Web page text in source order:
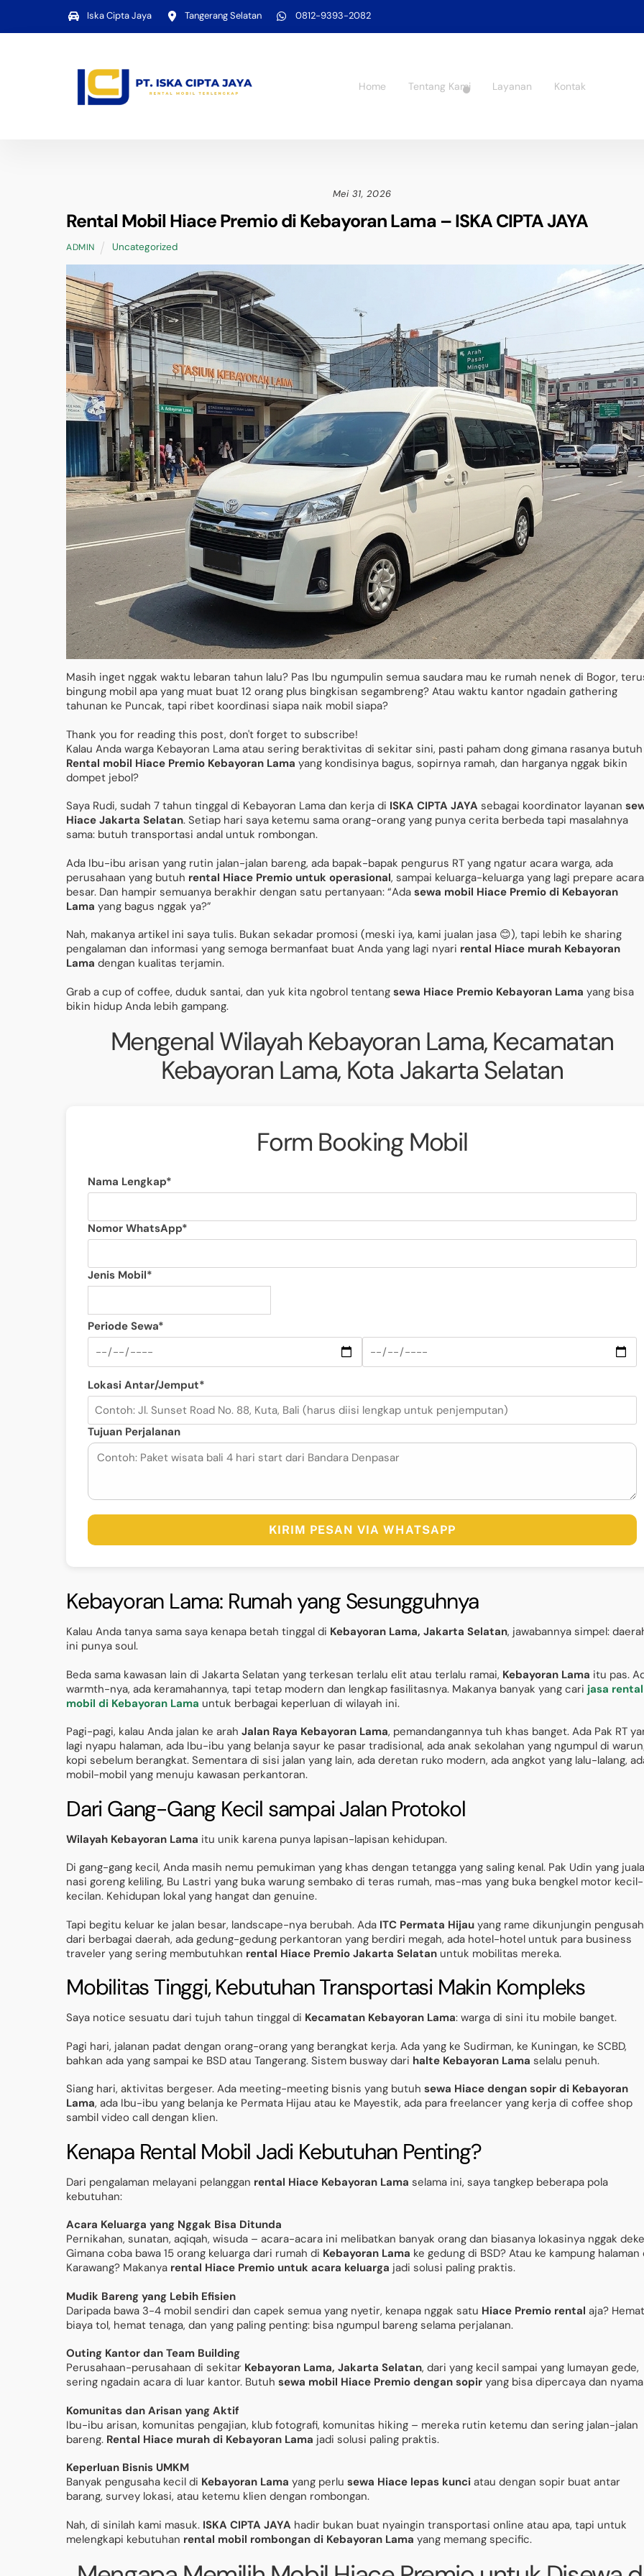
content
Iska Cipta Jaya Tangerang Selatan 0812-9393-2082
Home Tentang Kami Layanan Kontak
Mei 31, 2026
Rental Mobil Hiace Premio di Kebayoran Lama – ISKA CIPTA JAYA
ADMIN Uncategorized
Masih inget nggak waktu lebaran tahun lalu? Pas Ibu ngumpulin semua saudara mau ke rumah nenek di Bogor,
bingung mobil apa yang muat buat 12 orang plus bingkisan segambreng? Atau waktu kantor ngadain gathering
tahunan ke Puncak, tapi ribet koordinasi siapa naik mobil siapa?
Thank you for reading this post, don't forget to subscribe!
Kalau Anda warga Kebayoran Lama atau sering beraktivitas di sekitar sini, pasti paham dong gimana rasanya butuh
Rental mobil Hiace Premio Kebayoran Lama yang kondisinya bagus, sopirnya ramah, dan harganya nggak bikin
dompet jebol?
Saya Rudi, sudah 7 tahun tinggal di Kebayoran Lama dan kerja di ISKA CIPTA JAYA sebagai koordinator layanan
Hiace Jakarta Selatan. Setiap hari saya ketemu sama orang-orang yang punya cerita berbeda tapi masalahnya
sama: butuh transportasi andal untuk rombongan.
Ada Ibu-ibu arisan yang rutin jalan-jalan bareng, ada bapak-bapak pengurus RT yang ngatur acara warga, ada
perusahaan yang butuh rental Hiace Premio untuk operasional, sampai keluarga-keluarga yang lagi prepare acara
besar. Dan hampir semuanya berakhir dengan satu pertanyaan: “Ada sewa mobil Hiace Premio di Kebayoran
Lama yang bagus nggak ya?”
Nah, makanya artikel ini saya tulis. Bukan sekadar promosi (meski iya, kami jualan jasa 😊), tapi lebih ke sharing
pengalaman dan informasi yang semoga bermanfaat buat Anda yang lagi nyari rental Hiace murah Kebayoran
Lama dengan kualitas terjamin.
Grab a cup of coffee, duduk santai, dan yuk kita ngobrol tentang sewa Hiace Premio Kebayoran Lama yang bisa
bikin hidup Anda lebih gampang.
Mengenal Wilayah Kebayoran Lama, Kecamatan
Kebayoran Lama, Kota Jakarta Selatan
Form Booking Mobil
Nama Lengkap*
Nomor WhatsApp*
Jenis Mobil*
Periode Sewa*
Lokasi Antar/Jemput*
Tujuan Perjalanan
KIRIM PESAN VIA WHATSAPP
Kebayoran Lama: Rumah yang Sesungguhnya
Kalau Anda tanya sama saya kenapa betah tinggal di Kebayoran Lama, Jakarta Selatan, jawabannya simpel:
ini punya soul.
Beda sama kawasan lain di Jakarta Selatan yang terkesan terlalu elit atau terlalu ramai, Kebayoran Lama itu pas.
warmth-nya, ada keramahannya, tapi tetap modern dan lengkap fasilitasnya. Makanya banyak yang cari jasa rental
mobil di Kebayoran Lama untuk berbagai keperluan di wilayah ini.
Pagi-pagi, kalau Anda jalan ke arah Jalan Raya Kebayoran Lama, pemandangannya tuh khas banget. Ada Pak RT
lagi nyapu halaman, ada Ibu-ibu yang belanja sayur ke pasar tradisional, ada anak sekolahan yang ngumpul di
kopi sebelum berangkat. Sementara di sisi jalan yang lain, ada deretan ruko modern, ada angkot yang lalu-lalang,
mobil-mobil yang menuju kawasan perkantoran.
Dari Gang-Gang Kecil sampai Jalan Protokol
Wilayah Kebayoran Lama itu unik karena punya lapisan-lapisan kehidupan.
Di gang-gang kecil, Anda masih nemu pemukiman yang khas dengan tetangga yang saling kenal. Pak Udin yang
nasi goreng keliling, Bu Lastri yang buka warung sembako di teras rumah, mas-mas yang buka bengkel motor kecil-
kecilan. Kehidupan lokal yang hangat dan genuine.
Tapi begitu keluar ke jalan besar, landscape-nya berubah. Ada ITC Permata Hijau yang rame dikunjungin
dari berbagai daerah, ada gedung-gedung perkantoran yang berdiri megah, ada hotel-hotel untuk para business
traveler yang sering membutuhkan rental Hiace Premio Jakarta Selatan untuk mobilitas mereka.
Mobilitas Tinggi, Kebutuhan Transportasi Makin Kompleks
Saya notice sesuatu dari tujuh tahun tinggal di Kecamatan Kebayoran Lama: warga di sini itu mobile banget.
Pagi hari, jalanan padat dengan orang-orang yang berangkat kerja. Ada yang ke Sudirman, ke Kuningan, ke SCBD,
bahkan ada yang sampai ke BSD atau Tangerang. Sistem busway dari halte Kebayoran Lama selalu penuh.
Siang hari, aktivitas bergeser. Ada meeting-meeting bisnis yang butuh sewa Hiace dengan sopir di Kebayoran
Lama, ada Ibu-ibu yang belanja ke Permata Hijau atau ke Mayestik, ada para freelancer yang kerja di coffee shop
sambil video call dengan klien.
Kenapa Rental Mobil Jadi Kebutuhan Penting?
Dari pengalaman melayani pelanggan rental Hiace Kebayoran Lama selama ini, saya tangkep beberapa pola
kebutuhan:
Acara Keluarga yang Nggak Bisa Ditunda
Pernikahan, sunatan, aqiqah, wisuda – acara-acara ini melibatkan banyak orang dan biasanya lokasinya nggak
Gimana coba bawa 15 orang keluarga dari rumah di Kebayoran Lama ke gedung di BSD? Atau ke kampung halaman
Karawang? Makanya rental Hiace Premio untuk acara keluarga jadi solusi paling praktis.
Mudik Bareng yang Lebih Efisien
Daripada bawa 3-4 mobil sendiri dan capek semua yang nyetir, kenapa nggak satu Hiace Premio rental aja? Hemat
biaya tol, hemat tenaga, dan yang paling penting: bisa ngumpul bareng selama perjalanan.
Outing Kantor dan Team Building
Perusahaan-perusahaan di sekitar Kebayoran Lama, Jakarta Selatan, dari yang kecil sampai yang lumayan gede,
sering ngadain acara di luar kantor. Butuh sewa mobil Hiace Premio dengan sopir yang bisa dipercaya dan
Komunitas dan Arisan yang Aktif
Ibu-ibu arisan, komunitas pengajian, klub fotografi, komunitas hiking – mereka rutin ketemu dan sering jalan-jalan
bareng. Rental Hiace murah di Kebayoran Lama jadi solusi paling praktis.
Keperluan Bisnis UMKM
Banyak pengusaha kecil di Kebayoran Lama yang perlu sewa Hiace lepas kunci atau dengan sopir buat antar
barang, survey lokasi, atau ketemu klien dengan rombongan.
Nah, di sinilah kami masuk. ISKA CIPTA JAYA hadir bukan buat nyaingin transportasi online atau apa, tapi untuk
melengkapi kebutuhan rental mobil rombongan di Kebayoran Lama yang memang specific.